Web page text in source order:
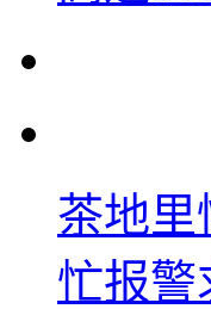
茶地里
忙报警